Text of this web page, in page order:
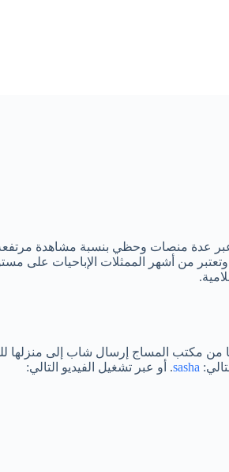
عبر عدة منصات وحظي بنسبة مشاهدة
المتحدة الأمريكية. كما وتعتبر من أشهر
مكتب المساج إرسال شاب إلى منزلها
sasha. أو عبر تشغيل الفيديو التالي: